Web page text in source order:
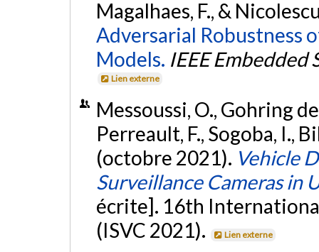
Magalhaes, F., &
Adversarial Robustness
Models. IEEE Embedded
Lien externe
Messoussi, O., Gohring
Perreault, F., Sogoba, I.,
(octobre 2021). Vehicle
Surveillance Cameras in
écrite]. 16th
(ISVC 2021).
Lien externe